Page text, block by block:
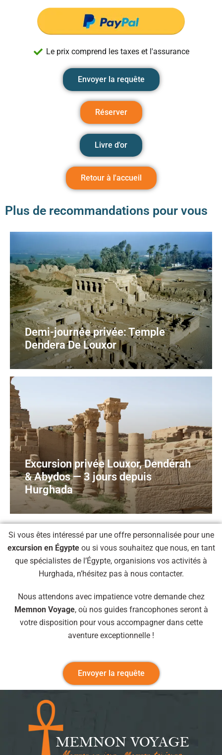
Le prix comprend les taxes et l'assurance
Envoyer la requête
Réserver
Livre d'or
Retour à l'accueil
Plus de recommandations pour vous
Demi-journée privée: Temple
Dendera De Louxor
Excursion privée Louxor, Dendérah
& Abydos — 3 jours depuis
Hurghada
Si vous êtes intéressé par une offre personnalisée pour une
excursion en Égypteou si vous souhaitez que nous, en tant
que spécialistes de l’Égypte, organisions vos activités à
Hurghada, n’hésitez pas à nous contacter.
Nous attendons avec impatience votre demande chez
Memnon Voyage, où nos guides francophones seront à
votre disposition pour vous accompagner dans cette
aventure exceptionnelle !
Envoyer la requête